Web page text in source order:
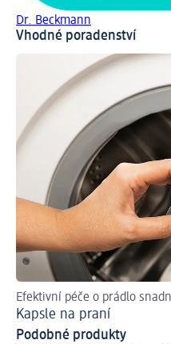
Dr. Beckmann
Vhodné poradenství
Efektivní péče o prádlo
Kapsle na praní
Podobné produkty